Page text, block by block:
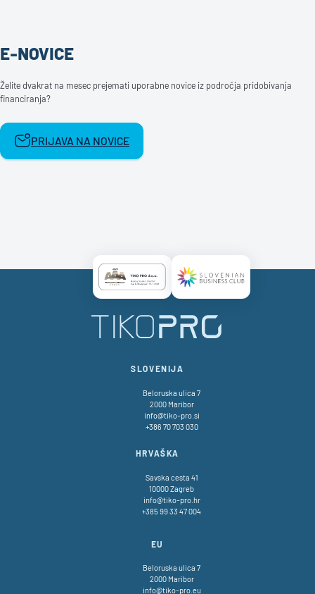
E-NOVICE
Želite dvakrat na mesec prejemati uporabne novice iz področja pridobivanja
financiranja?
PRIJAVA NA NOVICE
Certificate AAA LogoCertificate SBC Logo
SLOVENIJA
Beloruska ulica 7
2000 Maribor
info@tiko-pro.si
+386 70 703 030
HRVAŠKA
Savska cesta 41
10000 Zagreb
info@tiko-pro.hr
+385 99 33 47 004
EU
Beloruska ulica 7
2000 Maribor
info@tiko-pro.eu